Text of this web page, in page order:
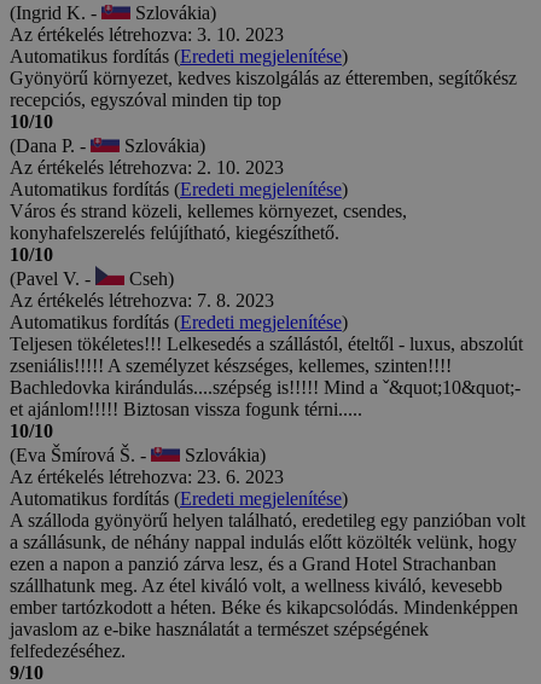
(Ingrid K. -
Szlovákia)
Az értékelés létrehozva: 3. 10. 2023
Automatikus fordítás (Eredeti megjelenítése)
Gyönyörű környezet, kedves kiszolgálás az étteremben, segítőkész
recepciós, egyszóval minden tip top
10/10
(Dana P. -
Szlovákia)
Az értékelés létrehozva: 2. 10. 2023
Automatikus fordítás (Eredeti megjelenítése)
Város és strand közeli, kellemes környezet, csendes,
konyhafelszerelés felújítható, kiegészíthető.
10/10
(Pavel V. -
Cseh)
Az értékelés létrehozva: 7. 8. 2023
Automatikus fordítás (Eredeti megjelenítése)
Teljesen tökéletes!!! Lelkesedés a szállástól, ételtől - luxus, abszolút
zseniális!!!!! A személyzet készséges, kellemes, szinten!!!!
Bachledovka kirándulás....szépség is!!!!! Mind a ˇ&quot;10&quot;-
et ajánlom!!!!! Biztosan vissza fogunk térni.....
10/10
(Eva Šmírová Š. -
Szlovákia)
Az értékelés létrehozva: 23. 6. 2023
Automatikus fordítás (Eredeti megjelenítése)
A szálloda gyönyörű helyen található, eredetileg egy panzióban volt
a szállásunk, de néhány nappal indulás előtt közölték velünk, hogy
ezen a napon a panzió zárva lesz, és a Grand Hotel Strachanban
szállhatunk meg. Az étel kiváló volt, a wellness kiváló, kevesebb
ember tartózkodott a héten. Béke és kikapcsolódás. Mindenképpen
javaslom az e-bike használatát a természet szépségének
felfedezéséhez.
9/10